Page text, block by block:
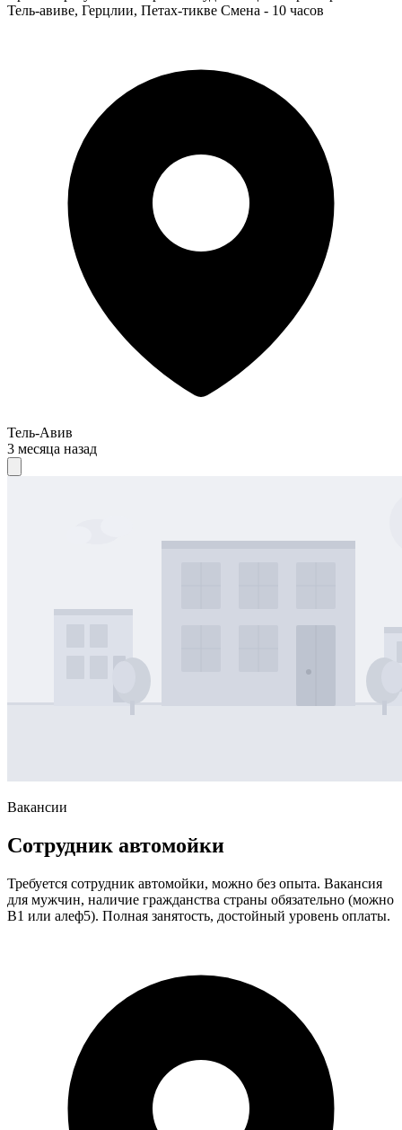
Тель-авиве, Герцлии, Петах-тикве Смена - 10 часов
Тель-Авив
3 месяца назад
Вакансии
Сотрудник автомойки
Требуется сотрудник автомойки, можно без опыта. Вакансия
для мужчин, наличие гражданства страны обязательно (можно
В1 или алеф5). Полная занятость, достойный уровень оплаты.